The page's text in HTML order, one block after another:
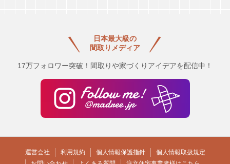
日本最大級の
間取りメディア
17万フォロワー突破！間取りや家づくりアイデアを配信中！
運営会社 利用規約 個人情報保護指針
個人情報取扱規定